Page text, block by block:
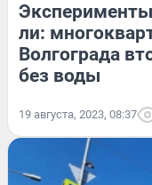
ли:
Волгограда
без воды
19 августа, 2023, 08:37